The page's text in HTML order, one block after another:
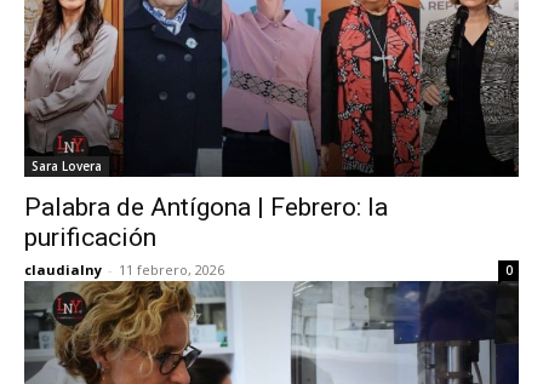
Sara Lovera
Palabra de Antígona | Febrero: la
purificación
claudialny - 11 febrero, 2026 0